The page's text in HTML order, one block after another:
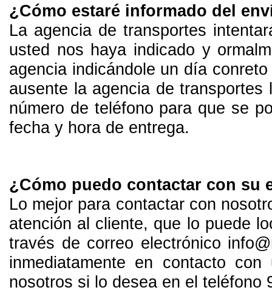
¿Cómo estaré informado del
La agencia de transportes
usted nos haya indicado y
agencia indicándole un día
ausente la agencia de
número de teléfono para que se
fecha y hora de entrega.
¿Cómo puedo contactar con su
Lo mejor para contactar con
atención al cliente, que lo puede
través de correo electrónico
inmediatamente en contacto
nosotros si lo desea en el teléfono